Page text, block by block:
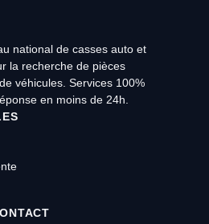
national de casses auto et
la recherche de pièces
véhicules. Services 100%
en moins de 24h.